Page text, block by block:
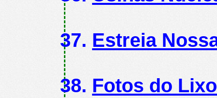
Estreia
Fotos do